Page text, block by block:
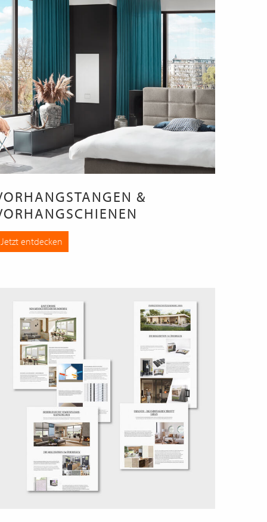
&
Jetzt entdecken